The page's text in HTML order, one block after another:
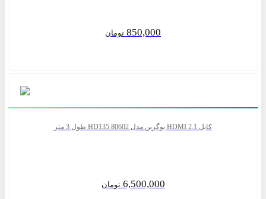
850,000 تومان
کابل 2.1 HDMI یوگرین مدل HD135 80602 طول 3 متر
6,500,000 تومان